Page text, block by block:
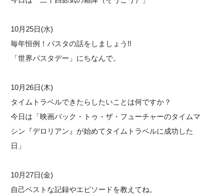
10月25日(水)
毎年恒例！パスタの話をしましょう!!
「世界パスタデー」にちなんで。
10月26日(木)
タイムトラベルできたらしたいことは何ですか？
今日は「映画バック・トゥ・ザ・フューチャーのタイムマ
シン『デロリアン』が始めてタイムトラベルに成功した
日」
10月27日(金)
自己ベストな記録やエピソードを教えてね。